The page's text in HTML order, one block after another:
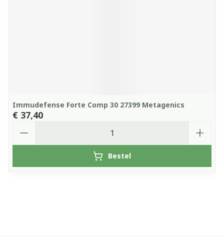
Immudefense Forte Comp 30 27399 Metagenics
€ 37,40
Bestel